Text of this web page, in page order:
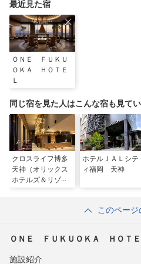
最近見た宿
ＯＮＥ ＦＵＫＵ
ＯＫＡ ＨＯＴＥ
Ｌ
同じ宿を見た人はこんな宿も見て
クロスライフ博多
天神（オリックス
ホテルズ＆リゾー
ホテルＪＡＬシテ
ィ福岡 天神
このペー
ＯＮＥ ＦＵＫＵＯＫＡ ＨＯＴＥ
施設紹介